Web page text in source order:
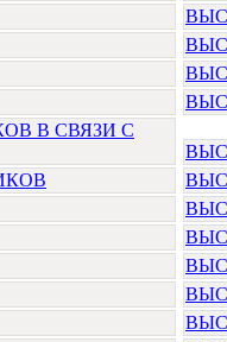
В СВЯЗИ С